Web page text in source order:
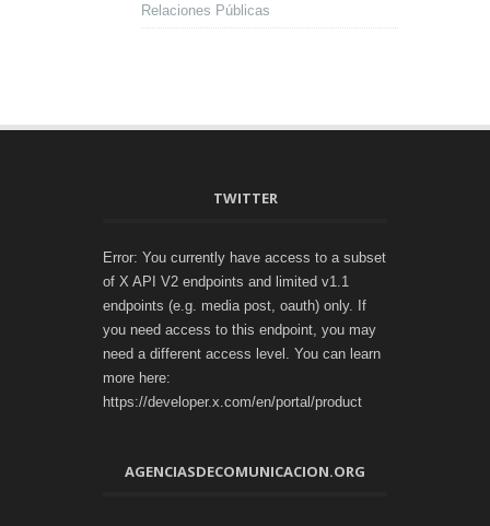
Relaciones Públicas
TWITTER
Error: You currently have access to a subset
of X API V2 endpoints and limited v1.1
endpoints (e.g. media post, oauth) only. If
you need access to this endpoint, you may
need a different access level. You can learn
more here:
https://developer.x.com/en/portal/product
AGENCIASDECOMUNICACION.ORG